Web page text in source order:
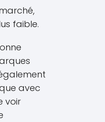
faible.
avec
voir